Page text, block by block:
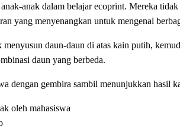
anak-anak dalam belajar ecoprint. Mereka
yang menyenangkan untuk mengenal
daun-daun di atas kain putih,
daun yang berbeda.
dengan gembira sambil menunjukkan hasil